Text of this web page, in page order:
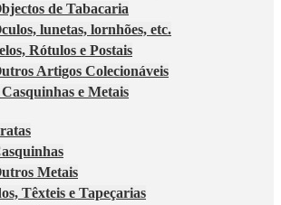
de Tabacaria
lunetas, lornhões, etc.
Rótulos e Postais
Artigos Colecionáveis
e Metais
Metais
Têxteis e Tapeçarias